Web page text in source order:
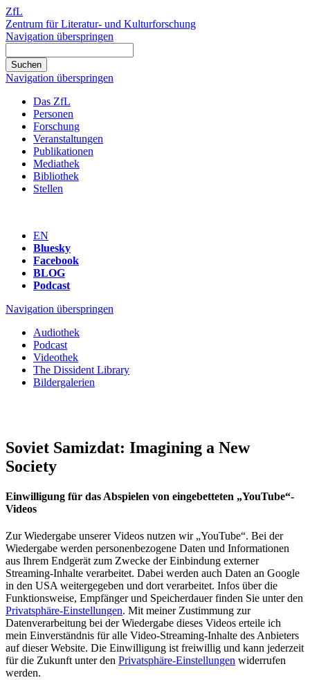
ZfL
Zentrum für Literatur- und Kulturforschung
Navigation überspringen
Navigation überspringen
Das ZfL
Personen
Forschung
Veranstaltungen
Publikationen
Mediathek
Bibliothek
Stellen
EN
Bluesky
Facebook
BLOG
Podcast
Navigation überspringen
Audiothek
Podcast
Videothek
The Dissident Library
Bildergalerien
Soviet Samizdat: Imagining a New
Society
Einwilligung für das Abspielen von eingebetteten „YouTube“-
Videos
Zur Wiedergabe unserer Videos nutzen wir „YouTube“. Bei der
Wiedergabe werden personenbezogene Daten und Informationen
aus Ihrem Endgerät zum Zwecke der Einbindung externer
Streaming-Inhalte verarbeitet. Dabei werden auch Daten an Google
in den USA weitergegeben und dort verarbeitet. Infos über die
Funktionsweise, Empfänger und Speicherdauer finden Sie unter den
Privatsphäre-Einstellungen. Mit meiner Zustimmung zur
Datenverarbeitung bei der Wiedergabe dieses Videos erteile ich
mein Einverständnis für alle Video-Streaming-Inhalte des Anbieters
auf dieser Website. Die Einwilligung ist freiwillig und kann jederzeit
für die Zukunft unter den Privatsphäre-Einstellungen widerrufen
werden.